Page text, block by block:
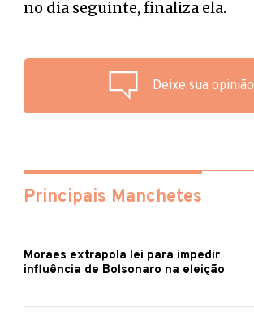
no dia seguinte, finaliza ela.
Deixe sua opinião
Principais Manchetes
Moraes extrapola lei para impedir
influência de Bolsonaro na eleição